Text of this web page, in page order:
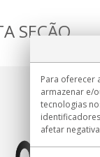
SEÇÃO
Para oferecer
armazenar e/
tecnologias
afetar